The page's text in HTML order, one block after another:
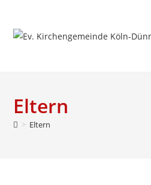
springen
Eltern
> Eltern